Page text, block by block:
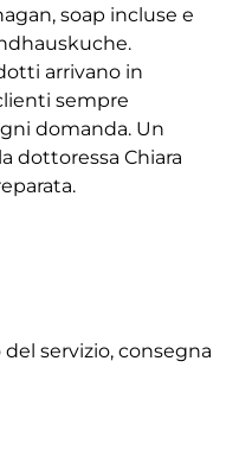
soap incluse e
arrivano in
sempre
domanda. Un
dottoressa Chiara
servizio, consegna